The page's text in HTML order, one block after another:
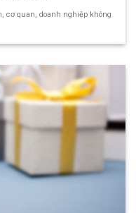
cơ quan, doanh nghiệp không